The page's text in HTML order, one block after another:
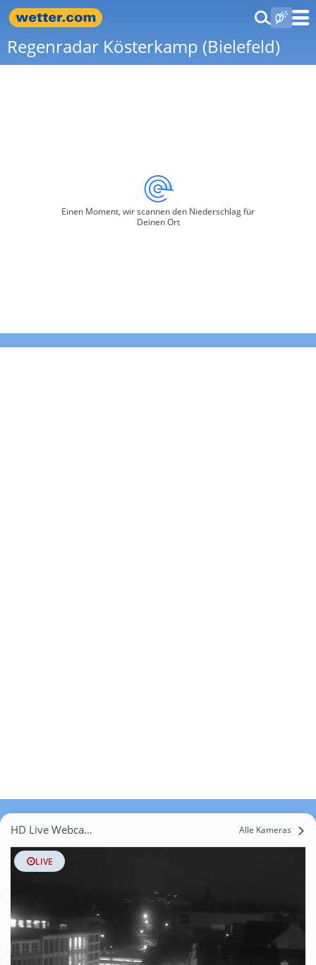
Regenradar Kösterkamp (Bielefeld)
Einen Moment, wir scannen den Niederschlag für
Deinen Ort
HD Live Webcams Kösterkamp Alle Kameras
LIVE